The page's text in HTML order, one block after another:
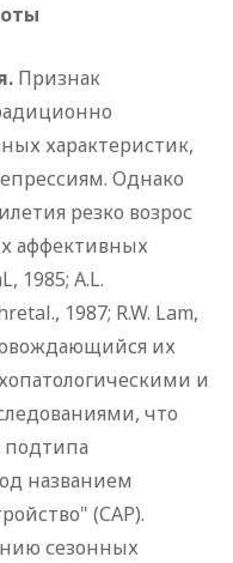
Признак
характеристик,
Однако
резко возрос
аффективных
1985; A.L.
1987; R.W. Lam,
их
и
что
подтипа
названием
(САР).
сезонных